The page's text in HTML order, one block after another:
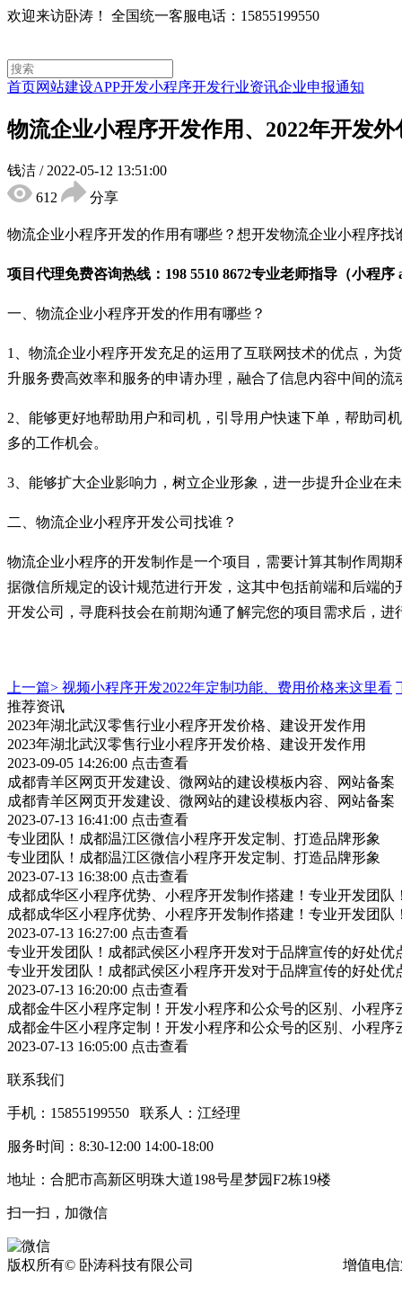
欢迎来访卧涛！ 全国统一客服电话：15855199550
首页网站建设APP开发小程序开发行业资讯企业申报通知
物流企业小程序开发作用、2022年开发
钱洁 / 2022-05-12 13:51:00
612
分享
物流企业小程序开发的作用有哪些？想开发物流企业小程序
项目代理免费咨询热线：198 5510 8672专业老师指导（小程
一、物流企业小程序开发的作用有哪些？
1、物流企业小程序开发充足的运用了互联网技术的优点，为
升服务费高效率和服务的申请办理，融合了信息内容中间的
2、能够更好地帮助用户和司机，引导用户快速下单，帮助司
多的工作机会。
3、能够扩大企业影响力，树立企业形象，进一步提升企业在
二、物流企业小程序开发公司找谁？
物流企业小程序的开发制作是一个项目，需要计算其制作周
据微信所规定的设计规范进行开发，这其中包括前端和后端
开发公司，寻鹿科技会在前期沟通了解完您的项目需求后，
上一篇> 视频小程序开发2022年定制功能、费用价格来这里看
推荐资讯
2023年湖北武汉零售行业小程序开发价格、建设开发作用
2023年湖北武汉零售行业小程序开发价格、建设开发作用
2023-09-05 14:26:00 点击查看
成都青羊区网页开发建设、微网站的建设模板内容、网站备案
成都青羊区网页开发建设、微网站的建设模板内容、网站备案
2023-07-13 16:41:00 点击查看
专业团队！成都温江区微信小程序开发定制、打造品牌形象
专业团队！成都温江区微信小程序开发定制、打造品牌形象
2023-07-13 16:38:00 点击查看
成都成华区小程序优势、小程序开发制作搭建！专业开发团队
成都成华区小程序优势、小程序开发制作搭建！专业开发团队
2023-07-13 16:27:00 点击查看
专业开发团队！成都武侯区小程序开发对于品牌宣传的好处优
专业开发团队！成都武侯区小程序开发对于品牌宣传的好处优
2023-07-13 16:20:00 点击查看
成都金牛区小程序定制！开发小程序和公众号的区别、小程
成都金牛区小程序定制！开发小程序和公众号的区别、小程
2023-07-13 16:05:00 点击查看
联系我们
手机：15855199550 联系人：江经理
服务时间：8:30-12:00 14:00-18:00
地址：合肥市高新区明珠大道198号星梦园F2栋19楼
扫一扫，加微信
版权所有© 卧涛科技有限公司 增值电